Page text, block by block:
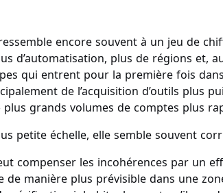
encore souvent à un jeu de
d’automatisation, plus de régions et,
qui entrent pour la première fois
de l’acquisition d’outils plus
grands volumes de comptes plus
petite échelle, elle semble souvent
compenser les incohérences par un
manière plus prévisible dans une